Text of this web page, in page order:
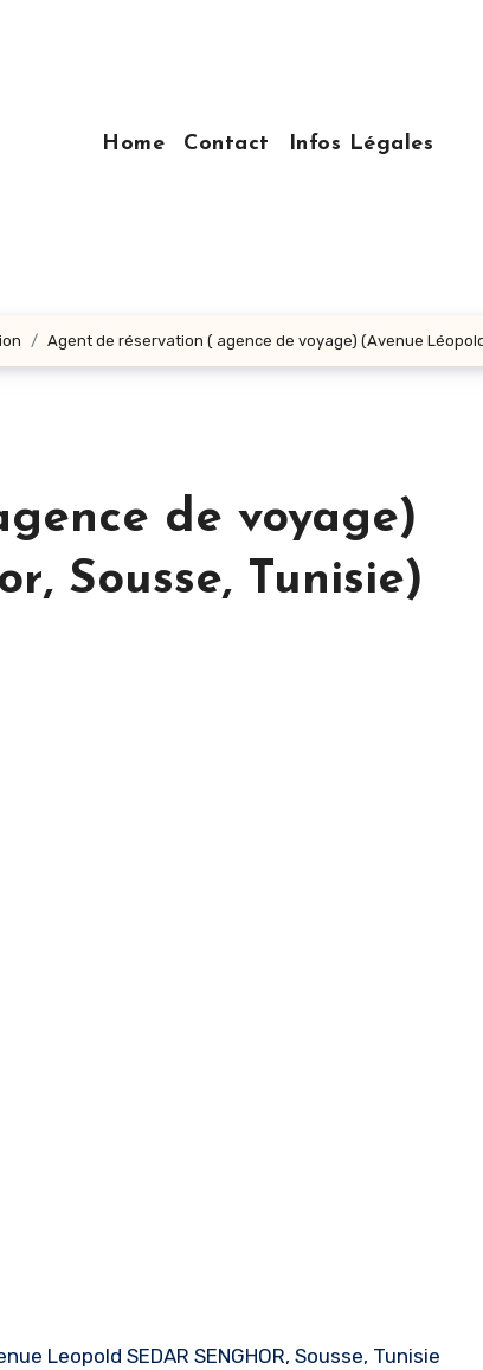
Home
Contact Infos Légales
Agent de réservation ( agence de voyage) (Avenue
de voyage)
Sousse, Tunisie)
Leopold SEDAR SENGHOR, Sousse, Tunisie